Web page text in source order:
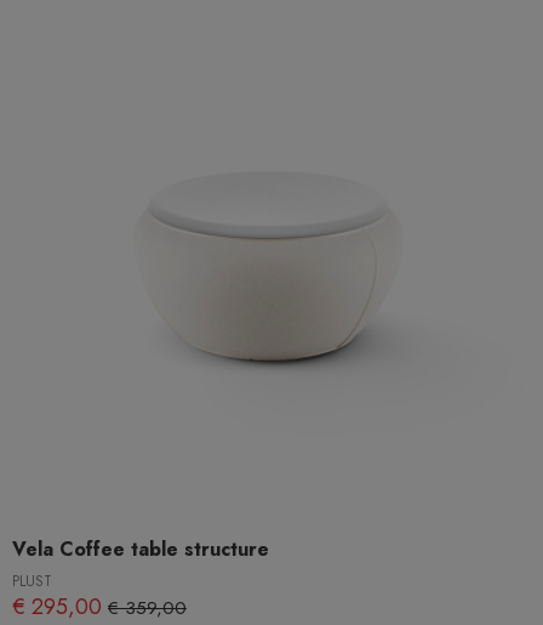
Vela Coffee table structure
PLUST
€ 295,00 € 359,00